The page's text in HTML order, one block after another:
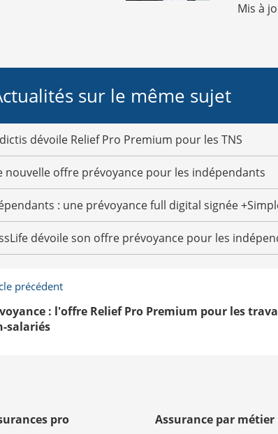
Mis à
sur le même sujet
dévoile Relief Pro Premium pour les TNS
nouvelle offre prévoyance pour les indépendants
: une prévoyance full digital signée
dévoile son offre prévoyance pour les
précédent
: l'offre Relief Pro Premium pour les
salariés
pro Assurance par métier